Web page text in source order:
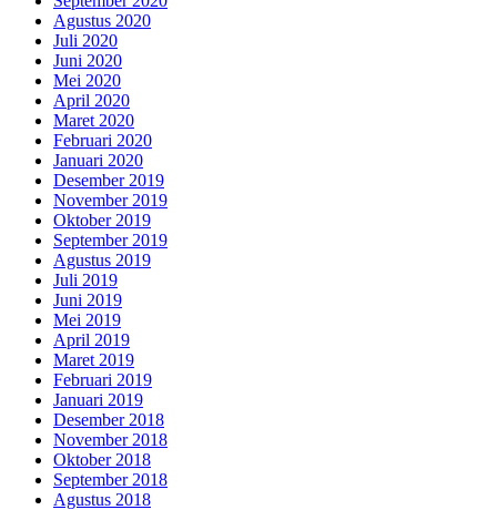
Agustus 2020
Juli 2020
Juni 2020
Mei 2020
April 2020
Maret 2020
Februari 2020
Januari 2020
Desember 2019
November 2019
Oktober 2019
September 2019
Agustus 2019
Juli 2019
Juni 2019
Mei 2019
April 2019
Maret 2019
Februari 2019
Januari 2019
Desember 2018
November 2018
Oktober 2018
September 2018
Agustus 2018